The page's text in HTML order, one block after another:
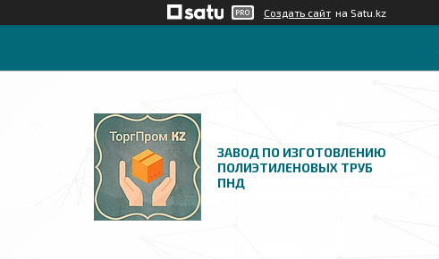
Создать сайт на Satu.kz
ЗАВОД ПО ИЗГОТОВЛЕНИЮ
ПОЛИЭТИЛЕНОВЫХ ТРУБ
ПНД